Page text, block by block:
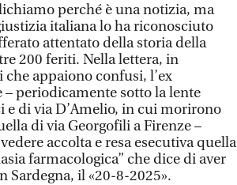
perché è una notizia, ma
italiana lo ha riconosciuto
attentato della storia della
200 feriti. Nella lettera, in
appaiono confusi, l’ex
– periodicamente sotto la lente
e di via D’Amelio, in cui morirono
di via Georgofili a Firenze –
accolta e resa esecutiva quella
farmacologica” che dice di aver
Sardegna, il «20-8-2025».